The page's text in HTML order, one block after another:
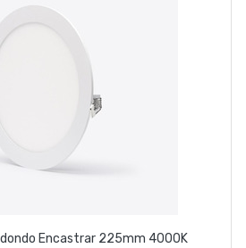
Encastrar 225mm 4000K